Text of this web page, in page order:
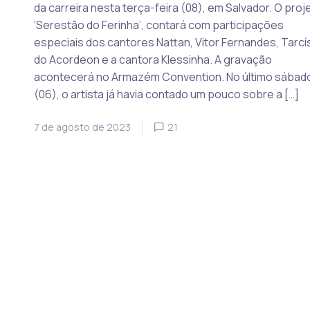
da carreira nesta terça-feira (08), em Salvador. O
‘Serestão do Ferinha’, contará com participações
especiais dos cantores Nattan, Vitor Fernandes,
do Acordeon e a cantora Klessinha. A gravação
acontecerá no Armazém Convention. No último
(06), o artista já havia contado um pouco sobre a […]
7 de agosto de 2023 21